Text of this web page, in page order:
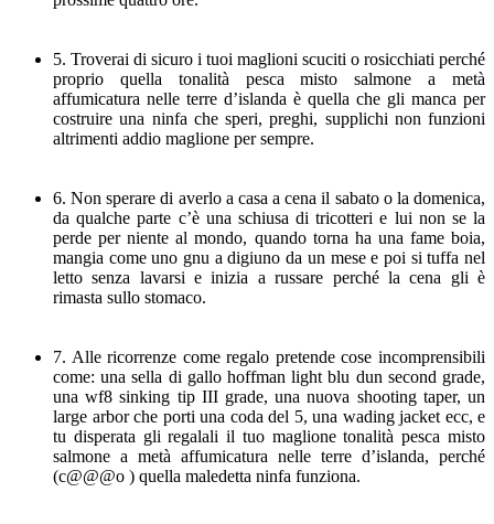
5. Troverai di sicuro i tuoi maglioni scuciti o rosicchiati perché
proprio quella tonalità pesca misto salmone a metà
affumicatura nelle terre d’islanda è quella che gli manca per
costruire una ninfa che speri, preghi, supplichi non funzioni
altrimenti addio maglione per sempre.
6. Non sperare di averlo a casa a cena il sabato o la domenica,
da qualche parte c’è una schiusa di tricotteri e lui non se la
perde per niente al mondo, quando torna ha una fame boia,
mangia come uno gnu a digiuno da un mese e poi si tuffa nel
letto senza lavarsi e inizia a russare perché la cena gli è
rimasta sullo stomaco.
7. Alle ricorrenze come regalo pretende cose incomprensibili
come: una sella di gallo hoffman light blu dun second grade,
una wf8 sinking tip III grade, una nuova shooting taper, un
large arbor che porti una coda del 5, una wading jacket ecc, e
tu disperata gli regalali il tuo maglione tonalità pesca misto
salmone a metà affumicatura nelle terre d’islanda, perché
(c@@@o ) quella maledetta ninfa funziona.